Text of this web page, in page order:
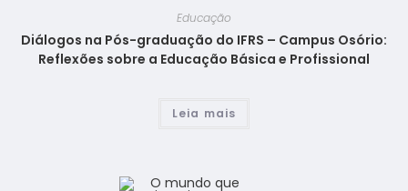
Educação
Diálogos na Pós-graduação do IFRS – Campus Osório:
Reflexões sobre a Educação Básica e Profissional
Leia mais